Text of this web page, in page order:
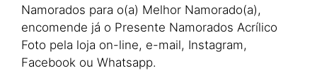
Namorados para o(a) Melhor Namorado(a),
encomende já o Presente Namorados Acrílico
Foto pela loja on-line, e-mail, Instagram,
Facebook ou Whatsapp.